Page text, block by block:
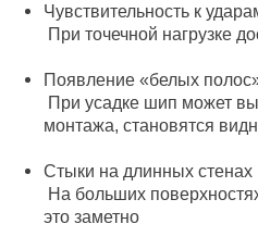
Чувствительность к
При точечной нагрузке
Появление «белых
При усадке шип может
монтажа, становятся
Стыки на длинных стенах
На больших
это заметно